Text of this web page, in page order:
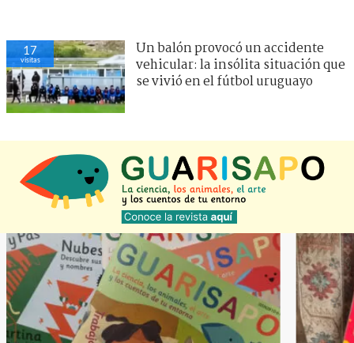
21
visitas
Un balón provocó un accidente
vehicular: la insólita situación que
se vivió en el fútbol uruguayo